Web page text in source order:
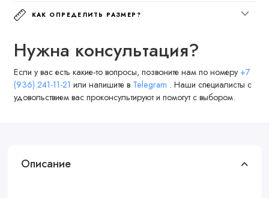
КАК ОПРЕДЕЛИТЬ РАЗМЕР?
Нужна консультация?
Если у вас есть какие-то вопросы, позвоните нам по номеру +7
(936) 241-11-21 или напишите в Telegram . Наши специалисты с
удовольствием вас проконсультируют и помогут с выбором.
Описание